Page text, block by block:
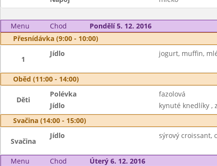
Menu Chod
Pondělí 5. 12. 2016
Přesnídávka (9:00 - 10:00)
1
Jídlo jogurt, muffin,
Oběd (11:00 - 14:00)
Děti
Polévka
fazolová
Jídlo
kynuté knedlíky ,
Svačina (14:00 - 15:00)
Svačina
Jídlo sýrový croissant,
Menu Chod
Úterý 6. 12. 2016